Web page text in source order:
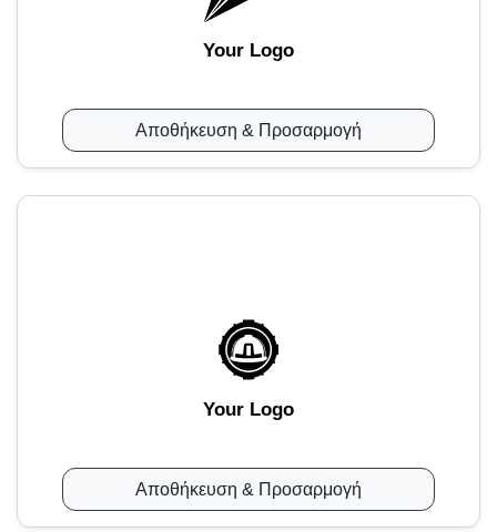
Your Logo
Αποθήκευση & Προσαρμογή
Your Logo
Αποθήκευση & Προσαρμογή